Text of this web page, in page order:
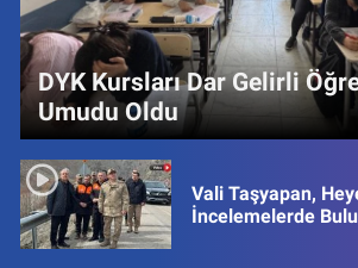
DYK Kursları Dar Gelirli
Umudu Oldu
Vali Taşyapan,
İncelemelerde